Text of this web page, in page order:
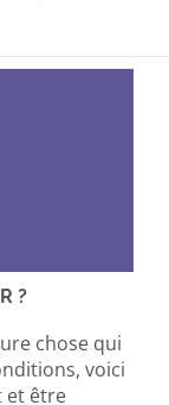
?
chose qui
voici
et être